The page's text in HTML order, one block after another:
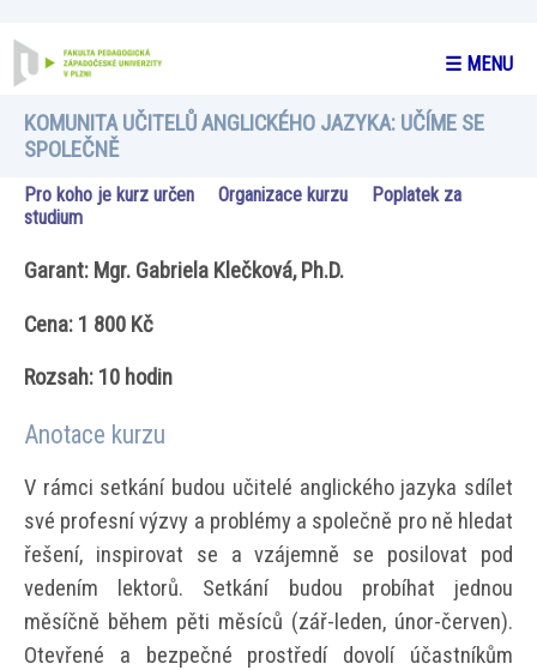
☰ MENU
KOMUNITA UČITELŮ ANGLICKÉHO JAZYKA: UČÍME SE
SPOLEČNĚ
Pro koho je kurz určen Organizace kurzu
Poplatek za
studium
Garant: Mgr. Gabriela Klečková, Ph.D.
Cena: 1 800 Kč
Rozsah: 10 hodin
Anotace kurzu
V rámci setkání budou učitelé anglického jazyka sdílet
své profesní výzvy a problémy a společně pro ně hledat
řešení, inspirovat se a vzájemně se posilovat pod
vedením lektorů. Setkání budou probíhat jednou
měsíčně během pěti měsíců (zář-leden, únor-červen).
Otevřené a bezpečné prostředí dovolí účastníkům